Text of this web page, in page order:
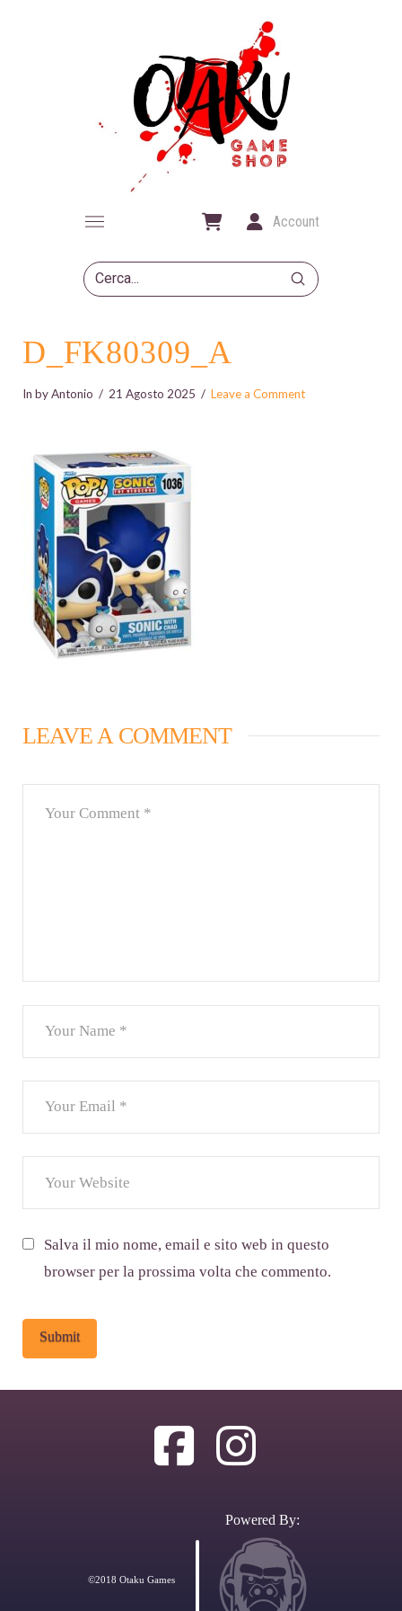
Account
Search
Submit
D_FK80309_A
In by Antonio 21 Agosto 2025 Leave a Comment
LEAVE A COMMENT
Salva il mio nome, email e sito web in questo
browser per la prossima volta che commento.
©2018 Otaku Games
Powered By: